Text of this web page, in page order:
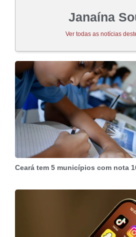
Janaína
Ver todas as notícias
Ceará tem 5 municípios com nota